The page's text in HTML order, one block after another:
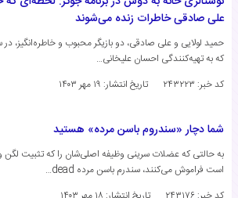
علی صادقی خاطرات زنده می‌شوند
حمید لولایی و علی صادقی، دو بازیگر محبوب و خاطره‌انگیز،
که به تهیه‌کنندگی احسان علیخانی…
کد خبر: ۲۴۳۲۲۳
تاریخ انتشار: ۱۹ مهر ۱۴۰۳
شما دچار «سندروم باسن مرده» هستید
به حالتی که عضلات سرینی وظیفه اصلی‌شان را که تثبیت
است فراموش می‌کنند، سندرم باسن مرده dead…